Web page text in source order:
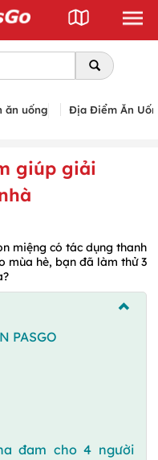
ăn uống Địa Điểm Ăn
giúp giải
miệng có tác dụng thanh
mùa hè, bạn đã làm thử 3
PASGO
đam cho 4 người